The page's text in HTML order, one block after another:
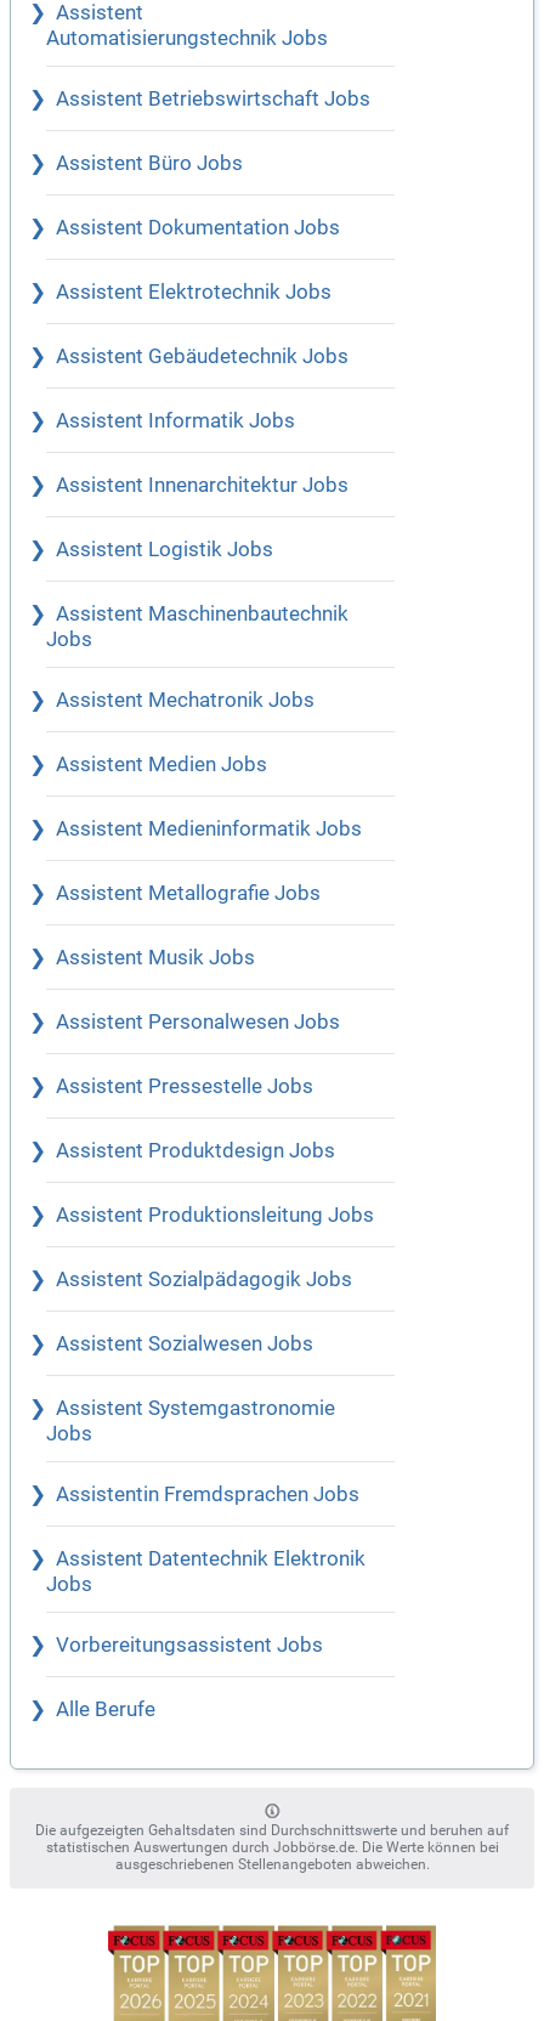
Assistent
Automatisierungstechnik Jobs
Assistent Betriebswirtschaft Jobs
Assistent Büro Jobs
Assistent Dokumentation Jobs
Assistent Elektrotechnik Jobs
Assistent Gebäudetechnik Jobs
Assistent Informatik Jobs
Assistent Innenarchitektur Jobs
Assistent Logistik Jobs
Assistent Maschinenbautechnik
Jobs
Assistent Mechatronik Jobs
Assistent Medien Jobs
Assistent Medieninformatik Jobs
Assistent Metallografie Jobs
Assistent Musik Jobs
Assistent Personalwesen Jobs
Assistent Pressestelle Jobs
Assistent Produktdesign Jobs
Assistent Produktionsleitung Jobs
Assistent Sozialpädagogik Jobs
Assistent Sozialwesen Jobs
Assistent Systemgastronomie
Jobs
Assistentin Fremdsprachen Jobs
Assistent Datentechnik Elektronik
Jobs
Vorbereitungsassistent Jobs
Alle Berufe
Die aufgezeigten Gehaltsdaten sind Durchschnittswerte und beruhen auf
statistischen Auswertungen durch Jobbörse.de. Die Werte können bei
ausgeschriebenen Stellenangeboten abweichen.